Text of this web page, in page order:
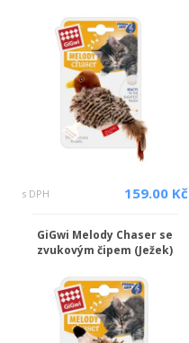
s DPH 159.00 Kč
GiGwi Melody Chaser se
zvukovým čipem (Ježek)